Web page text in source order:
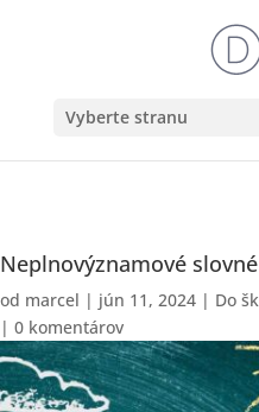
Vyberte stranu
Neplnovýznamové
od marcel | jún 11, 2024 | Do
| 0 komentárov